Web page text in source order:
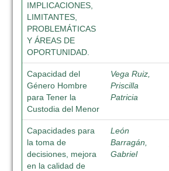
IMPLICACIONES,
LIMITANTES,
PROBLEMÁTICAS
Y ÁREAS DE
OPORTUNIDAD.
Capacidad del
Género Hombre
para Tener la
Custodia del Menor
Vega Ruiz,
Priscilla
Patricia
Capacidades para
la toma de
decisiones, mejora
en la calidad de
León
Barragán,
Gabriel